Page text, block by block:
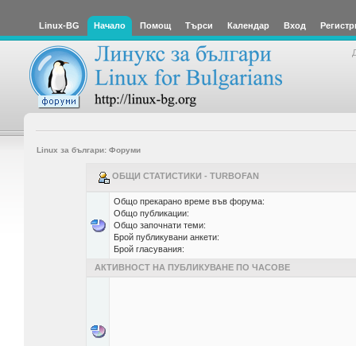
Linux-BG Начало Помощ Търси Календар Вход
Linux за българи: Форуми
ОБЩИ СТАТИСТИКИ - TURBOFAN
Общо прекарано време във форума:
Общо публикации:
Общо започнати теми:
Брой публикувани анкети:
Брой гласувания:
АКТИВНОСТ НА ПУБЛИКУВАНЕ ПО ЧАСОВЕ